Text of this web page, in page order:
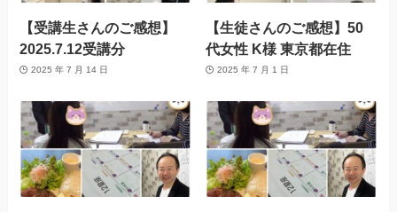
【受講生さんのご感想】
2025.7.12受講分
2025 年 7 月 14 日
【生徒さんのご感想】50
代女性 K様 東京都在住
2025 年 7 月 1 日